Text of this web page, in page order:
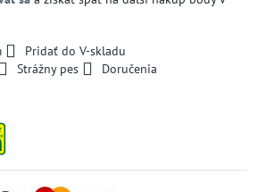
Pridať do V-skladu
Strážny pes
Doručenia